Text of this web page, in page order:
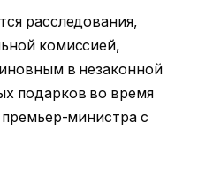
расследования,
комиссией,
в незаконной
подарков во время
премьер-министра с